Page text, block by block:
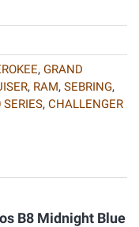
, GRAND
, RAM, SEBRING,
SERIES, CHALLENGER
B8 Midnight Blue